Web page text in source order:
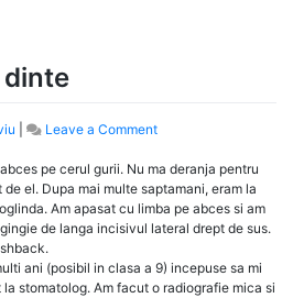
dinte
Leave a Commenton
unui
dinte
pe cerul gurii. Nu ma deranja pentru
el. Dupa mai multe saptamani, eram la
Am apasat cu limba pe abces si am
de langa incisivul lateral drept de sus.
ani (posibil in clasa a 9) incepuse sa mi
stomatolog. Am facut o radiografie mica si